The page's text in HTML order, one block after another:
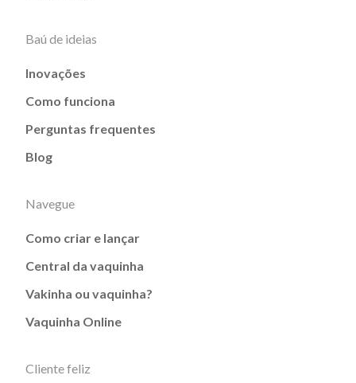
Baú de ideias
Inovações
Como funciona
Perguntas frequentes
Blog
Navegue
Como criar e lançar
Central da vaquinha
Vakinha ou vaquinha?
Vaquinha Online
Cliente feliz